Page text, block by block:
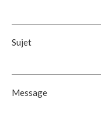
Sujet
Message